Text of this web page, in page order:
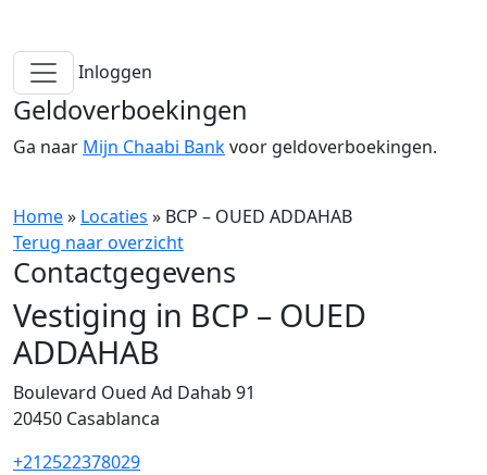
Inloggen
Geldoverboekingen
Ga naar Mijn Chaabi Bankvoor geldoverboekingen.
Home» Locaties » BCP – OUED ADDAHAB
Terug naar overzicht
Contactgegevens
Vestiging in BCP – OUED
ADDAHAB
Boulevard Oued Ad Dahab 91
20450 Casablanca
+212522378029